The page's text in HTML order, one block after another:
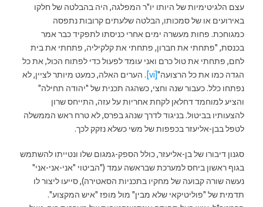
עצם הלגיטימיות של היותו יו"ר המפלגה, היה בהבלטה של חלקו
באירועים או של סמכותו, הבלטה שלעתים קרובות נתפסה
כמגוחכת. פחות מעשרה ימים אחרי כניסתו לתפקיד כבר אמר
בכנסת, "פתחתי את חברון, פתחתי את קלקיליה, פתחתי את בית
לחם, פתחתי את טול כרם ואני עומד לפעול כדי לפתוח הכול, את כל
הגדה כמו את כל הרצועה"[vi]
. הערים האלה, כמעט מיותר לציין, לא
נפתחו כלל. כעבור שנה וחצי, כשהגה תכנית של "יהודה תחילה"
והציע למוחמד דחלאן לקחת אחריות על עזה, התייחס שרון
להצעותיו בביטול. בניגוד לדרך שנהג בפרס, לא טרח ראש הממשלה
לטפל בבן-אליעזר בכפפות של משי כשלא נזקק לכך.
סגנון דיבורו של בן-אליעזר, כולל הספק-גמגום שלו ונטייתו להשתמש
בגוף ראשון ביחס למערכת שבראשה עמד ("הביטוי "אני-אני-אני"
נעשה שורה קבועה של מחקיו בתכניות הסאטירה), סייעו ליצור לו
תדמית של "פוליטיקאי שלא מבין" מול מופז "איש המקצוע".